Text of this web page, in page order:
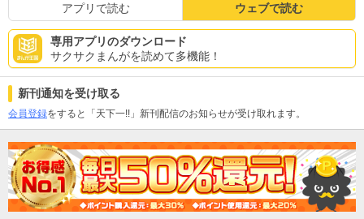
アプリで読む ウェブで読む
専用アプリのダウンロード
サクサクまんがを読めて多機能！
新刊通知を受け取る
会員登録をすると「天下一!!」新刊配信のお知らせが受け取れます。